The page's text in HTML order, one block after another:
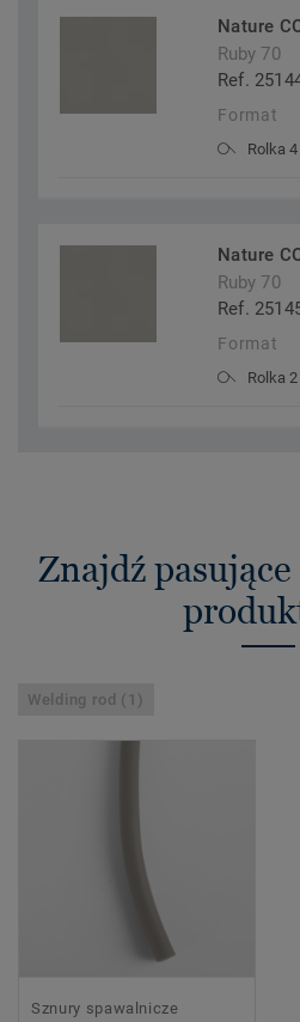
Nature
Ruby 70
Ref.
Format
Rolka
Nature
Ruby 70
Ref.
Format
Rolka
Znajdź
Welding rod (1)
Sznury spawalnicze